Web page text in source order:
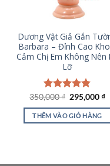
Dương Vật Giả Gắn
Barbara – Đỉnh Cao
Cảm Chị Em Không Nên
Lỡ
Được xếp
hạng4.79
5 sao
350,000₫ Giá
là:
350,000 ₫.
295,000₫
tại
THÊM VÀO GIỎ HÀNG